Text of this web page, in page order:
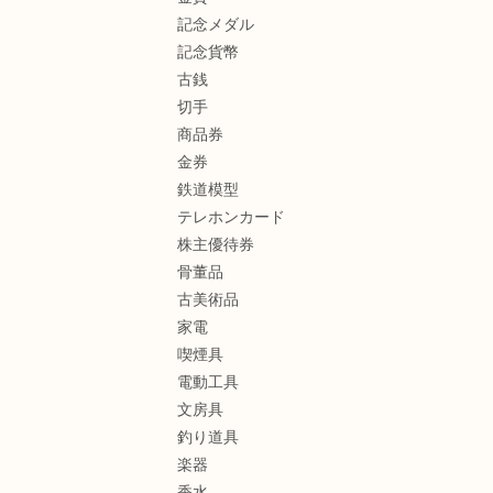
記念メダル
記念貨幣
古銭
切手
商品券
金券
鉄道模型
テレホンカード
株主優待券
骨董品
古美術品
家電
喫煙具
電動工具
文房具
釣り道具
楽器